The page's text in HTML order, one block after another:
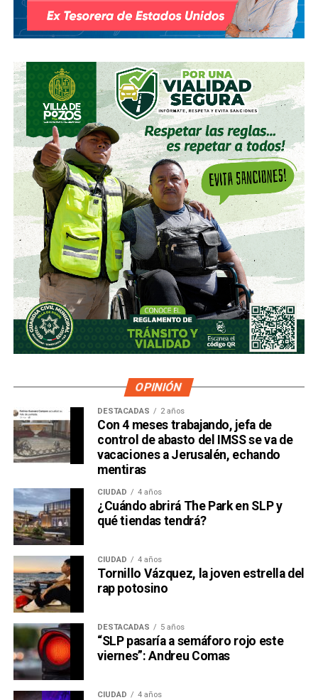
OPINIÓN
DESTACADAS 2 años
Con 4 meses trabajando, jefa de
control de abasto del IMSS se va de
vacaciones a Jerusalén, echando
mentiras
CIUDAD 4 años
¿Cuándo abrirá The Park en SLP y
qué tiendas tendrá?
CIUDAD 4 años
Tornillo Vázquez, la joven estrella del
rap potosino
DESTACADAS 5 años
“SLP pasaría a semáforo rojo este
viernes”: Andreu Comas
CIUDAD 4 años